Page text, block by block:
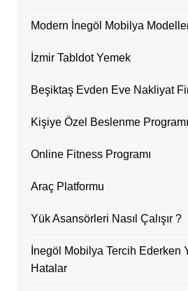
Modern İnegöl Mobilya
İzmir Tabldot Yemek
Beşiktaş Evden Eve Nakliyat
Kişiye Özel Beslenme Programı
Online Fitness Programı
Araç Platformu
Yük Asansörleri Nasıl Çalışır ?
İnegöl Mobilya Tercih Ederken
Hatalar